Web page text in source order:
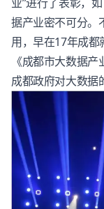
据产业密不可分。
用，早在17年成都
《成都市大数据
成都政府对大数据